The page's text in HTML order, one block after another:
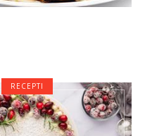
RECEPTI